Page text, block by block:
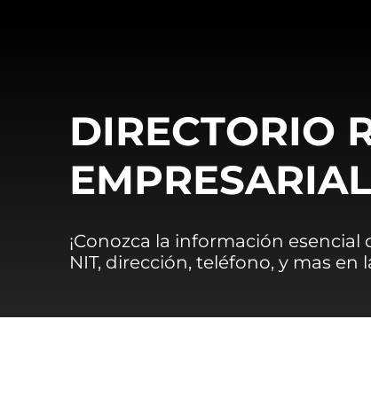
DIRECTORIO
EMPRESARIAL
¡Conozca la información
NIT, dirección, teléfono, y mas